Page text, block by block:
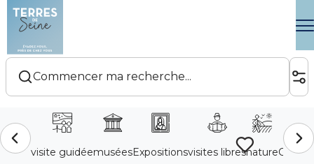
Aller
contenu
principal